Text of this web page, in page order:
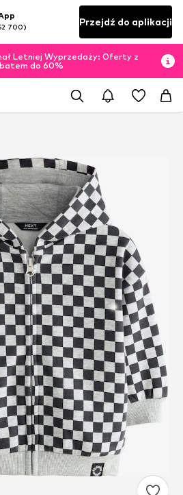
700) Przejdź do aplikacji
Letniej Wyprzedaży: Oferty z
do 60%